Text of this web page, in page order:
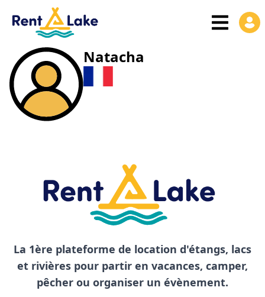
Natacha
La 1ère plateforme de location d'étangs, lacs
et rivières pour partir en vacances, camper,
pêcher ou organiser un évènement.